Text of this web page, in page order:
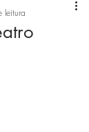
leitura